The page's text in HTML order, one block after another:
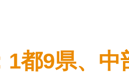
1都9県、